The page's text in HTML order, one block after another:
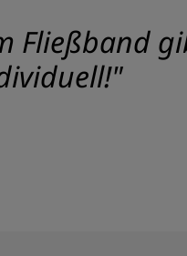
Fließband